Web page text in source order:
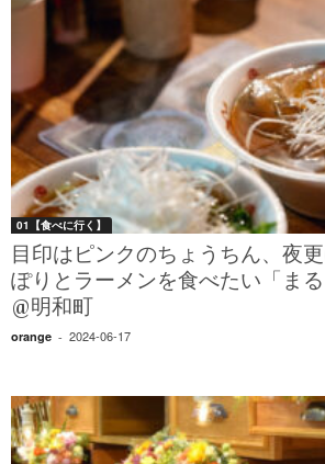
01【食べに行く】
目印はピンクのちょうちん、夜
ぽりとラーメンを食べたい「まる
@明和町
orange - 2024-06-17